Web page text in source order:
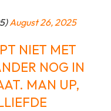
August 26, 2025
NIET MET
NOG IN
MAN UP,